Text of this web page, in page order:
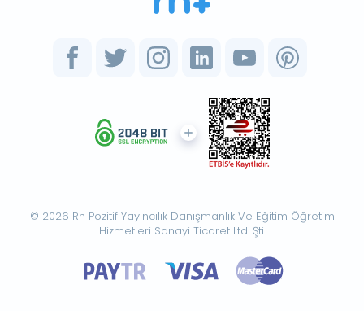
© 2026 Rh Pozitif Yayıncılık Danışmanlık Ve Eğitim Öğretim
Hizmetleri Sanayi Ticaret Ltd. Şti.